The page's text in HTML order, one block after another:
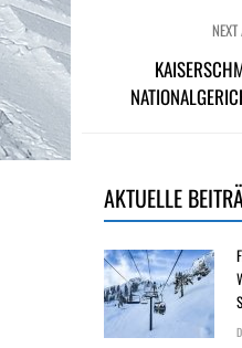
AKTUELLE